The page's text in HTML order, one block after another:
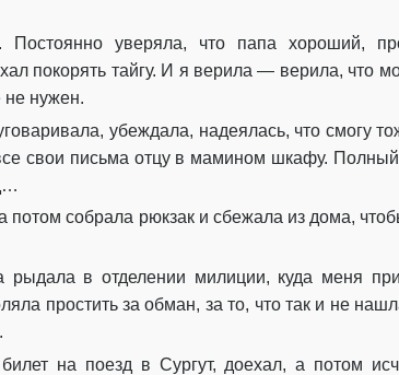
Глава 21
Глава 24
Глава 26
уверяла, что папа хороший,
покорять тайгу. И я верила — верила, что
не нужен.
убеждала, надеялась, что смогу
свои письма отцу в мамином шкафу.
потом собрала рюкзак и сбежала из дома,
в отделении милиции, куда меня
простить за обман, за то, что так и не
на поезд в Сургут, доехал, а потом